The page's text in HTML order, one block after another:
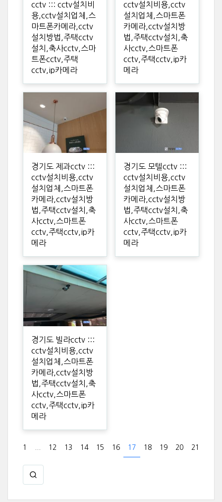
cctv ::: cctv설치비
용,cctv설치업체,스
마트폰카메라,cctv
설치방법,주택cctv
설치,축사cctv,스마
트폰cctv,주택
cctv,ip카메라
cctv설치비용,cctv
설치업체,스마트폰
카메라,cctv설치방
법,주택cctv설치,축
사cctv,스마트폰
cctv,주택cctv,ip카
메라
경기도 제과cctv :::
cctv설치비용,cctv
설치업체,스마트폰
카메라,cctv설치방
법,주택cctv설치,축
사cctv,스마트폰
cctv,주택cctv,ip카
메라
경기도 모텔cctv :::
cctv설치비용,cctv
설치업체,스마트폰
카메라,cctv설치방
법,주택cctv설치,축
사cctv,스마트폰
cctv,주택cctv,ip카
메라
경기도 빌라cctv :::
cctv설치비용,cctv
설치업체,스마트폰
카메라,cctv설치방
법,주택cctv설치,축
사cctv,스마트폰
cctv,주택cctv,ip카
메라
1 12 13 14 15 16 17 18 19 20 21